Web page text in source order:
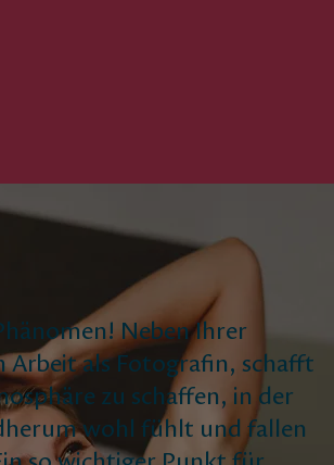
Neben Ihrer
Arbeit als Fotografin, schafft
zu schaffen, in der
wohl fühlt und fallen